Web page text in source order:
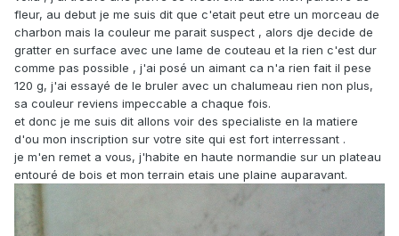
fleur, au debut je me suis dit que c'etait peut etre un morceau de
charbon mais la couleur me parait suspect , alors dje decide de
gratter en surface avec une lame de couteau et la rien c'est dur
comme pas possible , j'ai posé un aimant ca n'a rien fait il pese
120 g, j'ai essayé de le bruler avec un chalumeau rien non plus,
sa couleur reviens impeccable a chaque fois.
et donc je me suis dit allons voir des specialiste en la matiere
d'ou mon inscription sur votre site qui est fort interressant .
je m'en remet a vous, j'habite en haute normandie sur un plateau
entouré de bois et mon terrain etais une plaine auparavant.